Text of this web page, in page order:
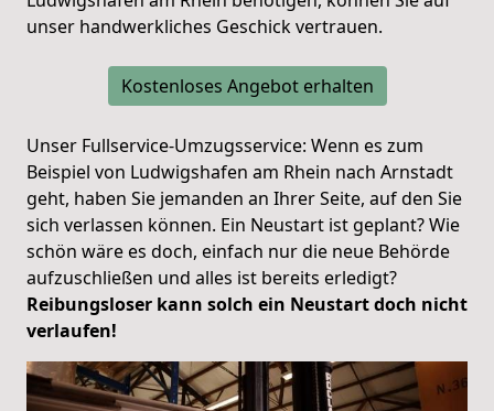
unser handwerkliches Geschick vertrauen.
Kostenloses Angebot erhalten
Unser Fullservice-Umzugsservice: Wenn es zum
Beispiel von Ludwigshafen am Rhein nach Arnstadt
geht, haben Sie jemanden an Ihrer Seite, auf den Sie
sich verlassen können. Ein Neustart ist geplant? Wie
schön wäre es doch, einfach nur die neue Behörde
aufzuschließen und alles ist bereits erledigt?
Reibungsloser kann solch ein Neustart doch nicht
verlaufen!